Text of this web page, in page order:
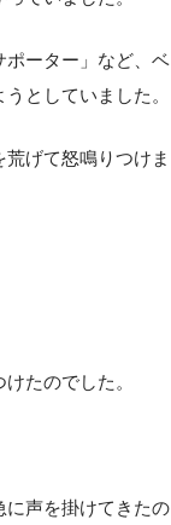
ポーター」など、ベ
としていました。
げて怒鳴りつけま
たのでした。
に声を掛けてきたの